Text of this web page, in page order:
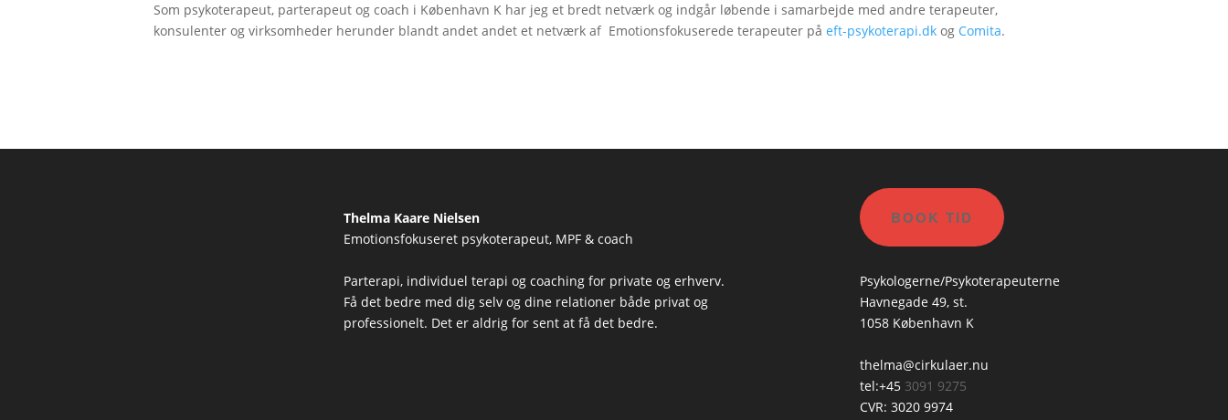
Som psykoterapeut, parterapeut og coach i København K har jeg et bredt netværk og indgår løbende i samarbejde med andre terapeuter,
konsulenter og virksomheder herunder blandt andet andet et netværk af Emotionsfokuserede terapeuter påeft-psykoterapi.dk og Comita.
Thelma Kaare Nielsen
Emotionsfokuseret psykoterapeut, MPF & coach
Parterapi, individuel terapi og coaching for private og erhverv.
Få det bedre med dig selv og dine relationer både privat og
professionelt. Det er aldrig for sent at få det bedre.
BOOK TID
Psykologerne/Psykoterapeuterne
Havnegade 49, st.
1058 København K
thelma@cirkulaer.nu
tel:+45 3091 9275
CVR: 3020 9974